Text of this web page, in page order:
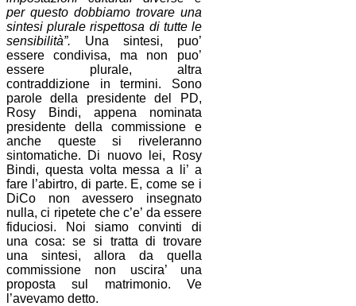
per questo dobbiamo trovare una
sintesi plurale rispettosa di tutte le
sensibilità”. Una sintesi, puo’
essere condivisa, ma non puo’
essere plurale, altra
contraddizione in termini. Sono
parole della presidente del PD,
Rosy Bindi, appena nominata
presidente della commissione e
anche queste si riveleranno
sintomatiche. Di nuovo lei, Rosy
Bindi, questa volta messa a li’ a
fare l’abirtro, di parte. E, come se i
DiCo non avessero insegnato
nulla, ci ripetete che c’e’ da essere
fiduciosi. Noi siamo convinti di
una cosa: se si tratta di trovare
una sintesi, allora da quella
commissione non uscira’ una
proposta sul matrimonio. Ve
l’avevamo detto.